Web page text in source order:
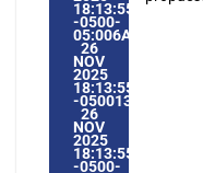
18:13:55
-0500-
05:006AMERICA/
26
NOV
2025
18:13:55
-
26
NOV
2025
18:13:55
-0500-